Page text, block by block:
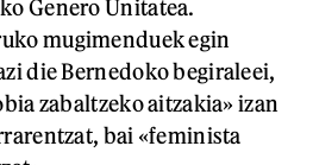
Genero Unitatea.
mugimenduek egin
die Bernedoko begiraleei,
zabaltzeko aitzakia» izan
bai «feminista